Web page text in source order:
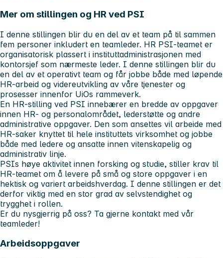
Mer om stillingen og HR ved PSI
I denne stillingen blir du en del av et team på til sammen
fem personer inkludert en teamleder. HR PSI-teamet er
organisatorisk plassert i instituttadministrasjonen med
kontorsjef som nærmeste leder. I denne stillingen blir du
en del av et operativt team og får jobbe både med løpende
HR‑arbeid og videreutvikling av våre tjenester og
prosesser innenfor UiOs rammeverk.
En HR-stilling ved PSI innebærer en bredde av oppgaver
innen HR- og personalområdet, lederstøtte og andre
administrative oppgaver. Den som ansettes vil arbeide med
HR-saker knyttet til hele instituttets virksomhet og jobbe
både med ledere og ansatte innen vitenskapelig og
administrativ linje.
PSIs høye aktivitet innen forsking og studie, stiller krav til
HR-teamet om å levere på små og store oppgaver i en
hektisk og variert arbeidshverdag. I denne stillingen er det
derfor viktig med en stor grad av selvstendighet og
trygghet i rollen.
Er du nysgjerrig på oss? Ta gjerne kontakt med vår
teamleder!
Arbeidsoppgaver